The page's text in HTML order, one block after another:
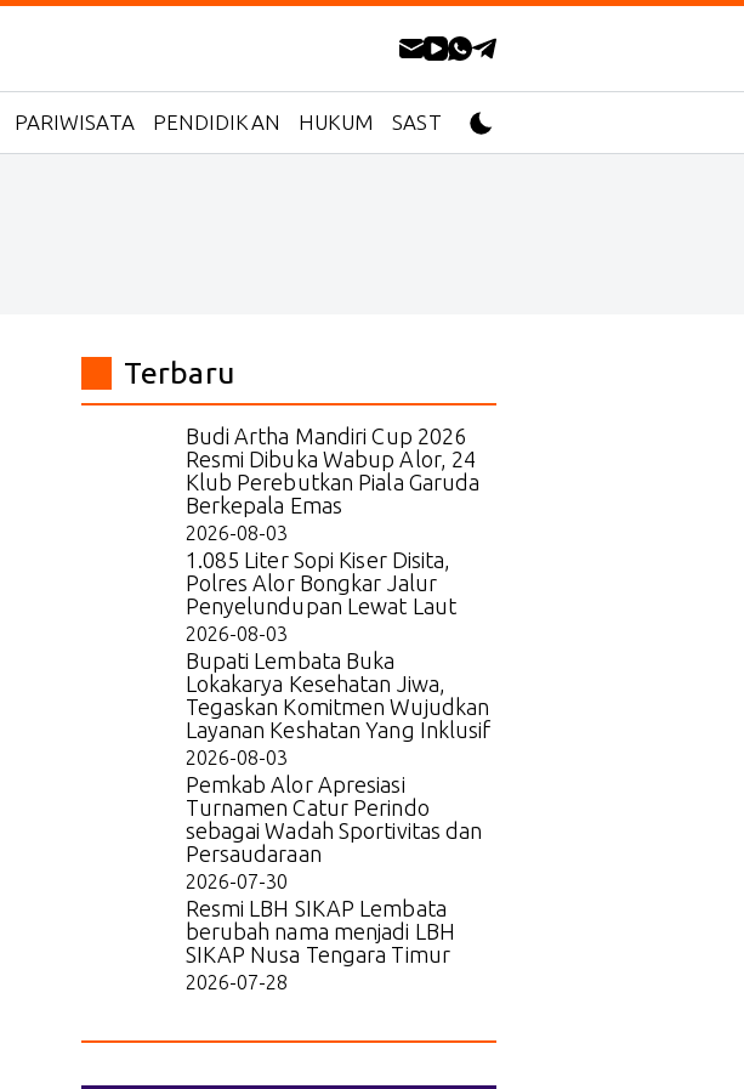
PARIWISATA PENDIDIKAN HUKUM SASTRA
Terbaru
Budi Artha Mandiri Cup 2026
Resmi Dibuka Wabup Alor, 24
Klub Perebutkan Piala Garuda
Berkepala Emas
2026-08-03
1.085 Liter Sopi Kiser Disita,
Polres Alor Bongkar Jalur
Penyelundupan Lewat Laut
2026-08-03
Bupati Lembata Buka
Lokakarya Kesehatan Jiwa,
Tegaskan Komitmen Wujudkan
Layanan Keshatan Yang Inklusif
2026-08-03
Pemkab Alor Apresiasi
Turnamen Catur Perindo
sebagai Wadah Sportivitas dan
Persaudaraan
2026-07-30
Resmi LBH SIKAP Lembata
berubah nama menjadi LBH
SIKAP Nusa Tengara Timur
2026-07-28